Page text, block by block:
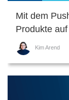
Mit dem
Produkte
Kim Arend